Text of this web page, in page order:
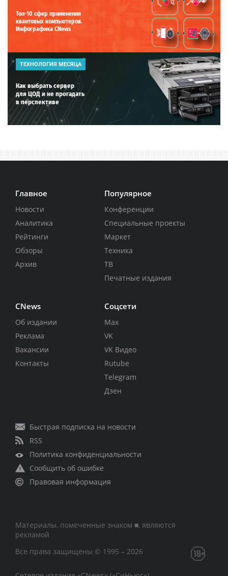
Топ-10 сфер применения
квантовых компьютеров.
Инфографика CNews
ТЕХНОЛОГИЯ МЕСЯЦА
Как выбрать сервер
для ЦОД и не прогадать
в перспективе
Главное
Новости
Аналитика
Рейтинги
Обзоры
Архив
Популярное
Конференции
Специальные проекты
Маркет
Техника
ТВ
Печатные издания
CNews
Об издании
Реклама
Вакансии
Контакты
Соцсети
Max
VK
VK Видео
Rutube
Telegram
Дзен
Быстрая подписка на новости
RSS
Политика конфиденциальности
Сообщить об ошибке
Правовая информация
Материалы, помеченные знаком ■, являются
рекламой
Все права защищены © 1995 – 2026